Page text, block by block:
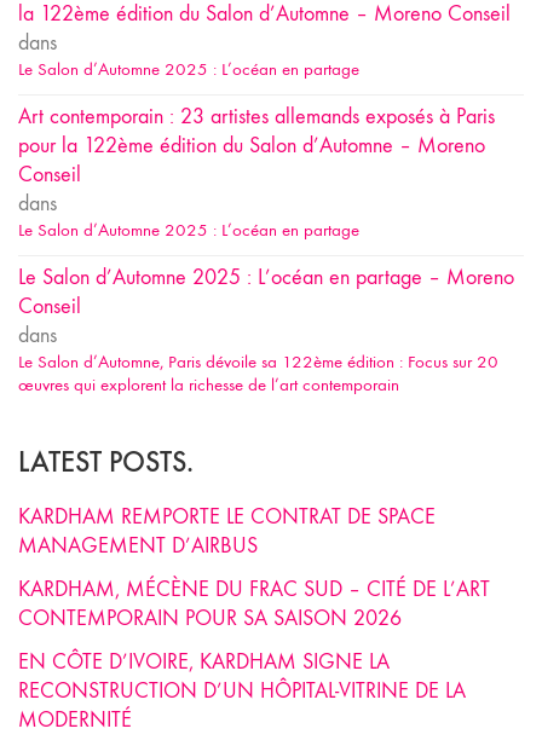
la 122ème édition du Salon d’Automne – Moreno Conseil
dans
Le Salon d’Automne 2025 : L’océan en partage
Art contemporain : 23 artistes allemands exposés à Paris
pour la 122ème édition du Salon d’Automne – Moreno
Conseil
dans
Le Salon d’Automne 2025 : L’océan en partage
Le Salon d’Automne 2025 : L’océan en partage – Moreno
Conseil
dans
Le Salon d’Automne, Paris dévoile sa 122ème édition : Focus sur 20
œuvres qui explorent la richesse de l’art contemporain
LATEST POSTS.
KARDHAM REMPORTE LE CONTRAT DE SPACE
MANAGEMENT D’AIRBUS
KARDHAM, MÉCÈNE DU FRAC SUD – CITÉ DE L’ART
CONTEMPORAIN POUR SA SAISON 2026
EN CÔTE D’IVOIRE, KARDHAM SIGNE LA
RECONSTRUCTION D’UN HÔPITAL-VITRINE DE LA
MODERNITÉ